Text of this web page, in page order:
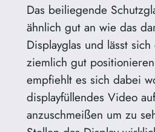
Das beiliegende
ähnlich gut an wie das
Displayglas und lässt
ziemlich gut
empfiehlt es sich dabei
displayfüllendes Video
anzuschmeißen um zu